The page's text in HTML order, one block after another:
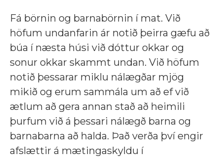
Fá börnin og barnabörnin í mat. Við
höfum undanfarin ár notið þeirra gæfu að
búa í næsta húsi við dóttur okkar og
sonur okkar skammt undan. Við höfum
notið þessarar miklu nálægðar mjög
mikið og erum sammála um að ef við
ætlum að gera annan stað að heimili
þurfum við á þessari nálægð barna og
barnabarna að halda. Það verða því engir
afslættir á mætingaskyldu í